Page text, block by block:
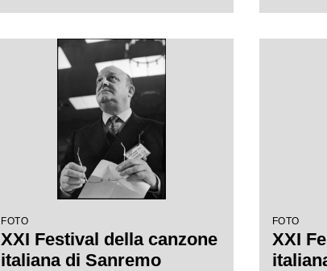
FOTO
XXI Festival della canzone
italiana di Sanremo
FOTO
XXI